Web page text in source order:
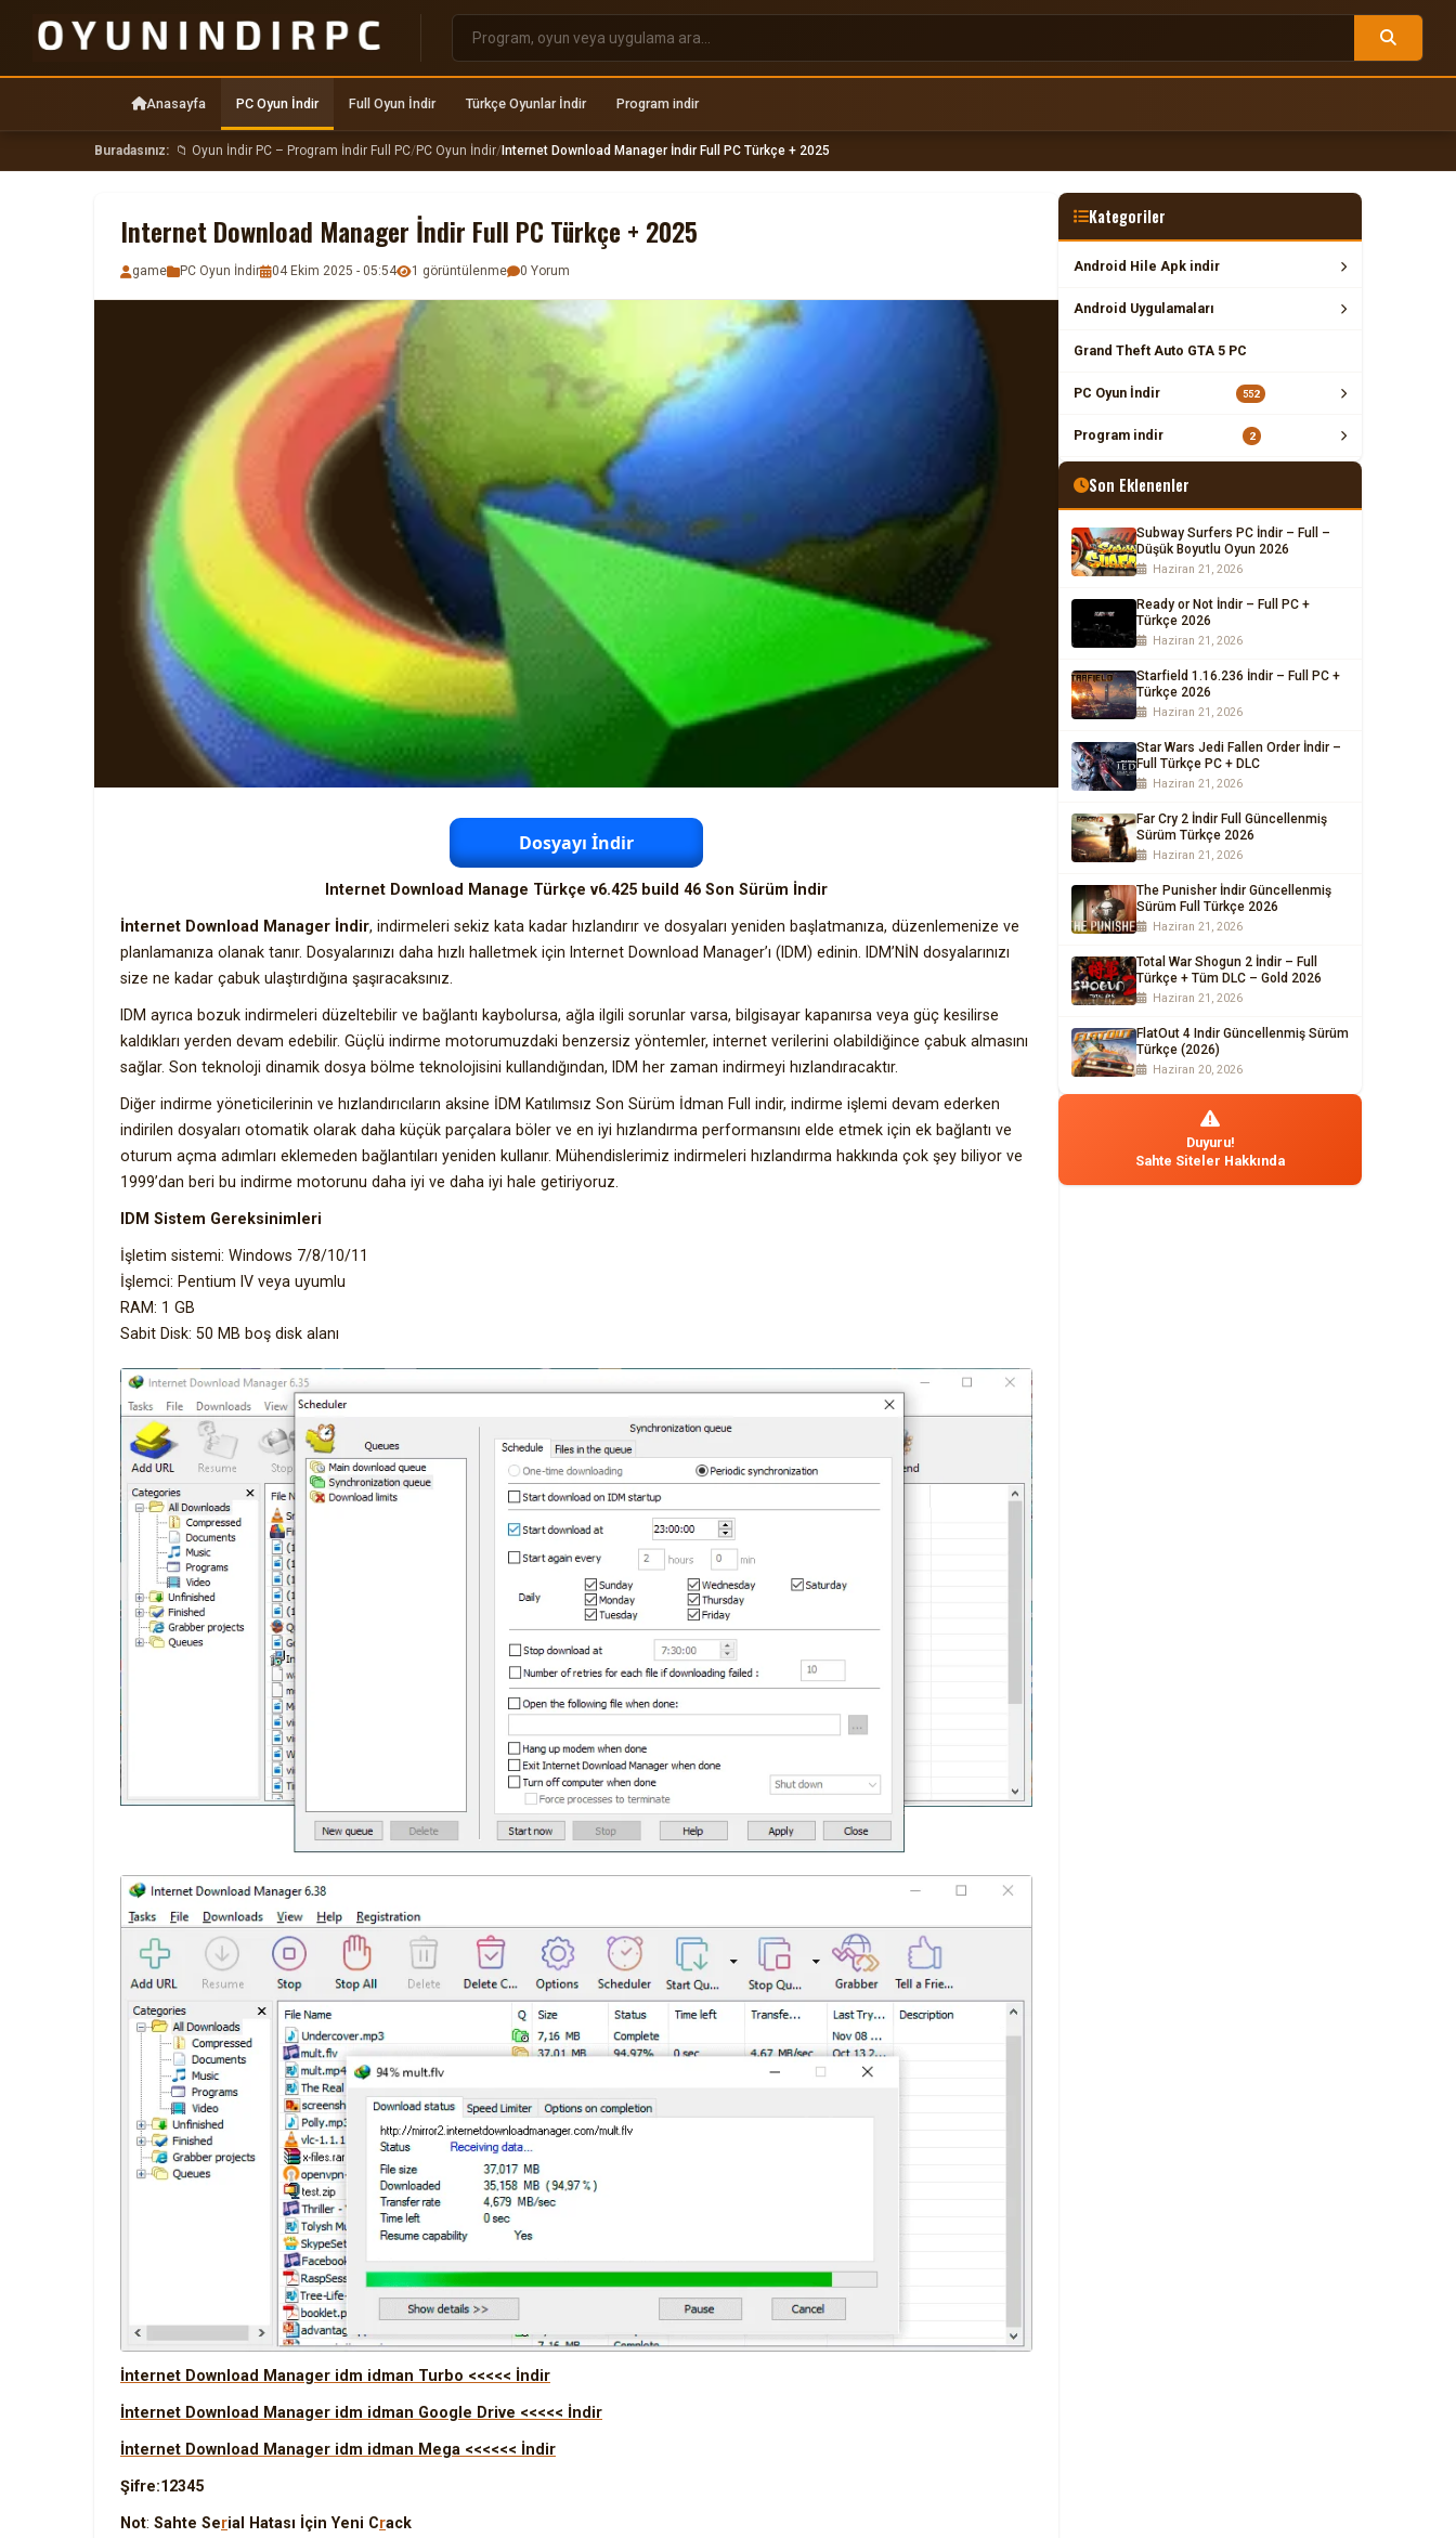
Anasayfa PC Oyun İndir Full Oyun İndir Türkçe Oyunlar İndir Program indir
Buradasınız: 📁 Oyun İndir PC – Program İndir Full PC/PC Oyun İndir/ Internet Download Manager İndir Full PC Türkçe + 2025
Internet Download Manager İndir Full PC Türkçe + 2025
game PC Oyun İndir 04 Ekim 2025 - 05:54 1 görüntülenme 0 Yorum
Dosyayı İndir
Internet Download Manage Türkçe v6.425 build 46 Son Sürüm İndir
İnternet Download Manager İndir, indirmeleri sekiz kata kadar hızlandırır ve dosyaları yeniden başlatmanıza, düzenlemenize ve
planlamanıza olanak tanır. Dosyalarınızı daha hızlı halletmek için Internet Download Manager’ı (IDM) edinin. IDM’NİN dosyalarınızı
size ne kadar çabuk ulaştırdığına şaşıracaksınız.
IDM ayrıca bozuk indirmeleri düzeltebilir ve bağlantı kaybolursa, ağla ilgili sorunlar varsa, bilgisayar kapanırsa veya güç kesilirse
kaldıkları yerden devam edebilir. Güçlü indirme motorumuzdaki benzersiz yöntemler, internet verilerini olabildiğince çabuk almasını
sağlar. Son teknoloji dinamik dosya bölme teknolojisini kullandığından, IDM her zaman indirmeyi hızlandıracaktır.
Diğer indirme yöneticilerinin ve hızlandırıcıların aksine İDM Katılımsız Son Sürüm İdman Full indir, indirme işlemi devam ederken
indirilen dosyaları otomatik olarak daha küçük parçalara böler ve en iyi hızlandırma performansını elde etmek için ek bağlantı ve
oturum açma adımları eklemeden bağlantıları yeniden kullanır. Mühendislerimiz indirmeleri hızlandırma hakkında çok şey biliyor ve
1999’dan beri bu indirme motorunu daha iyi ve daha iyi hale getiriyoruz.
IDM Sistem Gereksinimleri
İşletim sistemi: Windows 7/8/10/11
İşlemci: Pentium IV veya uyumlu
RAM: 1 GB
Sabit Disk: 50 MB boş disk alanı
İnternet Download Manager idm idman Turbo <<<<< İndir
İnternet Download Manager idm idman Google Drive <<<<< İndir
İnternet Download Manager idm idman Mega <<<<<< İndir
Şifre:12345
Not: Sahte Serial Hatası İçin Yeni Crack
Kategoriler
Android Hile Apk indir
Android Uygulamaları
Grand Theft Auto GTA 5 PC
PC Oyun İndir 552
Program indir 2
Son Eklenenler
Subway Surfers PC İndir – Full –
Düşük Boyutlu Oyun 2026
Haziran 21, 2026
Ready or Not İndir – Full PC +
Türkçe 2026
Haziran 21, 2026
Starfield 1.16.236 İndir – Full PC +
Türkçe 2026
Haziran 21, 2026
Star Wars Jedi Fallen Order İndir –
Full Türkçe PC + DLC
Haziran 21, 2026
Far Cry 2 İndir Full Güncellenmiş
Sürüm Türkçe 2026
Haziran 21, 2026
The Punisher İndir Güncellenmiş
Sürüm Full Türkçe 2026
Haziran 21, 2026
Total War Shogun 2 İndir – Full
Türkçe + Tüm DLC – Gold 2026
Haziran 21, 2026
FlatOut 4 Indir Güncellenmiş Sürüm
Türkçe (2026)
Haziran 20, 2026
Duyuru!
Sahte Siteler Hakkında